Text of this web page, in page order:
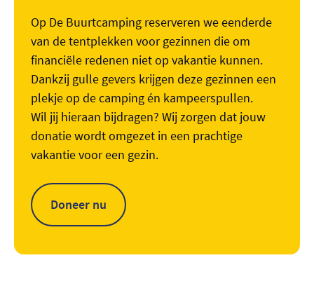
Op De Buurtcamping reserveren we eenderde
van de tentplekken voor gezinnen die om
financiële redenen niet op vakantie kunnen.
Dankzij gulle gevers krijgen deze gezinnen een
plekje op de camping én kampeerspullen.
Wil jij hieraan bijdragen? Wij zorgen dat jouw
donatie wordt omgezet in een prachtige
vakantie voor een gezin.
Doneer nu